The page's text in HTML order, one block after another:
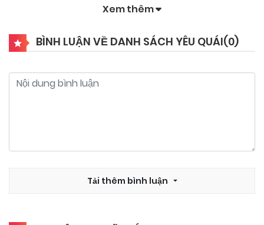
18/10/2024
18/10/2024
Chapter 121
Xem thêm
BÌNH LUẬN VỀ DANH SÁCH YÊU QUÁI(0)
Tải thêm bình luận